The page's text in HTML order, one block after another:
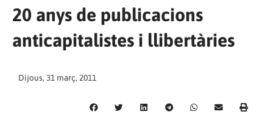
20 anys de publicacions
anticapitalistes i llibertàries
Dijous, 31 març, 2011